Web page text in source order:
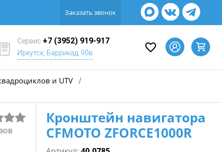
Заказать звонок
Сервис +7 (3952) 919-917
Иркутск, Баррикад, 90в
и UTV /
Кронштейн навигатора
CFMOTO ZFORCE1000R